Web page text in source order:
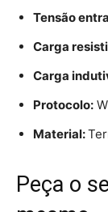
Tensão
Carga
Carga
Protocolo:
Material:
Peça o